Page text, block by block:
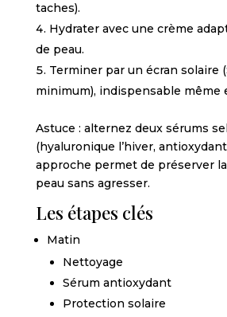
taches).
Hydrater avec une crème
de peau.
Terminer par un écran solaire
minimum), indispensable même
Astuce : alternez deux sérums
(hyaluronique l’hiver, antioxydant
approche permet de préserver
peau sans agresser.
Les étapes clés
Matin
Nettoyage
Sérum antioxydant
Protection solaire